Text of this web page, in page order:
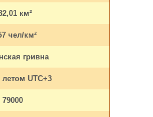
км²
чел/км²
гривна
летом UTC+3
79000